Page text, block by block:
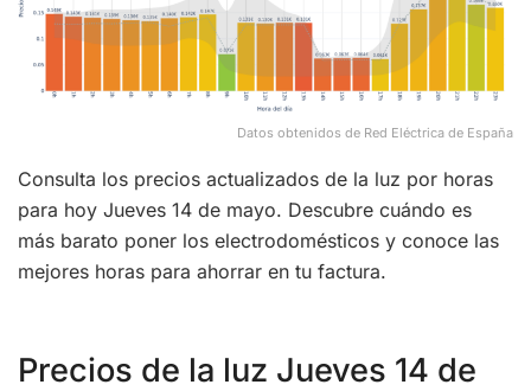
Datos obtenidos de Red Eléctrica de España
Consulta los precios actualizados de la luz por horas
para hoy Jueves 14 de mayo. Descubre cuándo es
más barato poner los electrodomésticos y conoce las
mejores horas para ahorrar en tu factura.
Precios de la luz Jueves 14 de